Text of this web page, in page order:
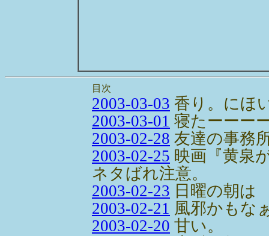
目次
2003-03-03 香り。にほ
2003-03-01 寝たーーー
2003-02-28 友達の事務
2003-02-25 映画『黄泉
ネタばれ注意。
2003-02-23 日曜の朝は
2003-02-21 風邪かもな
2003-02-20 甘い。